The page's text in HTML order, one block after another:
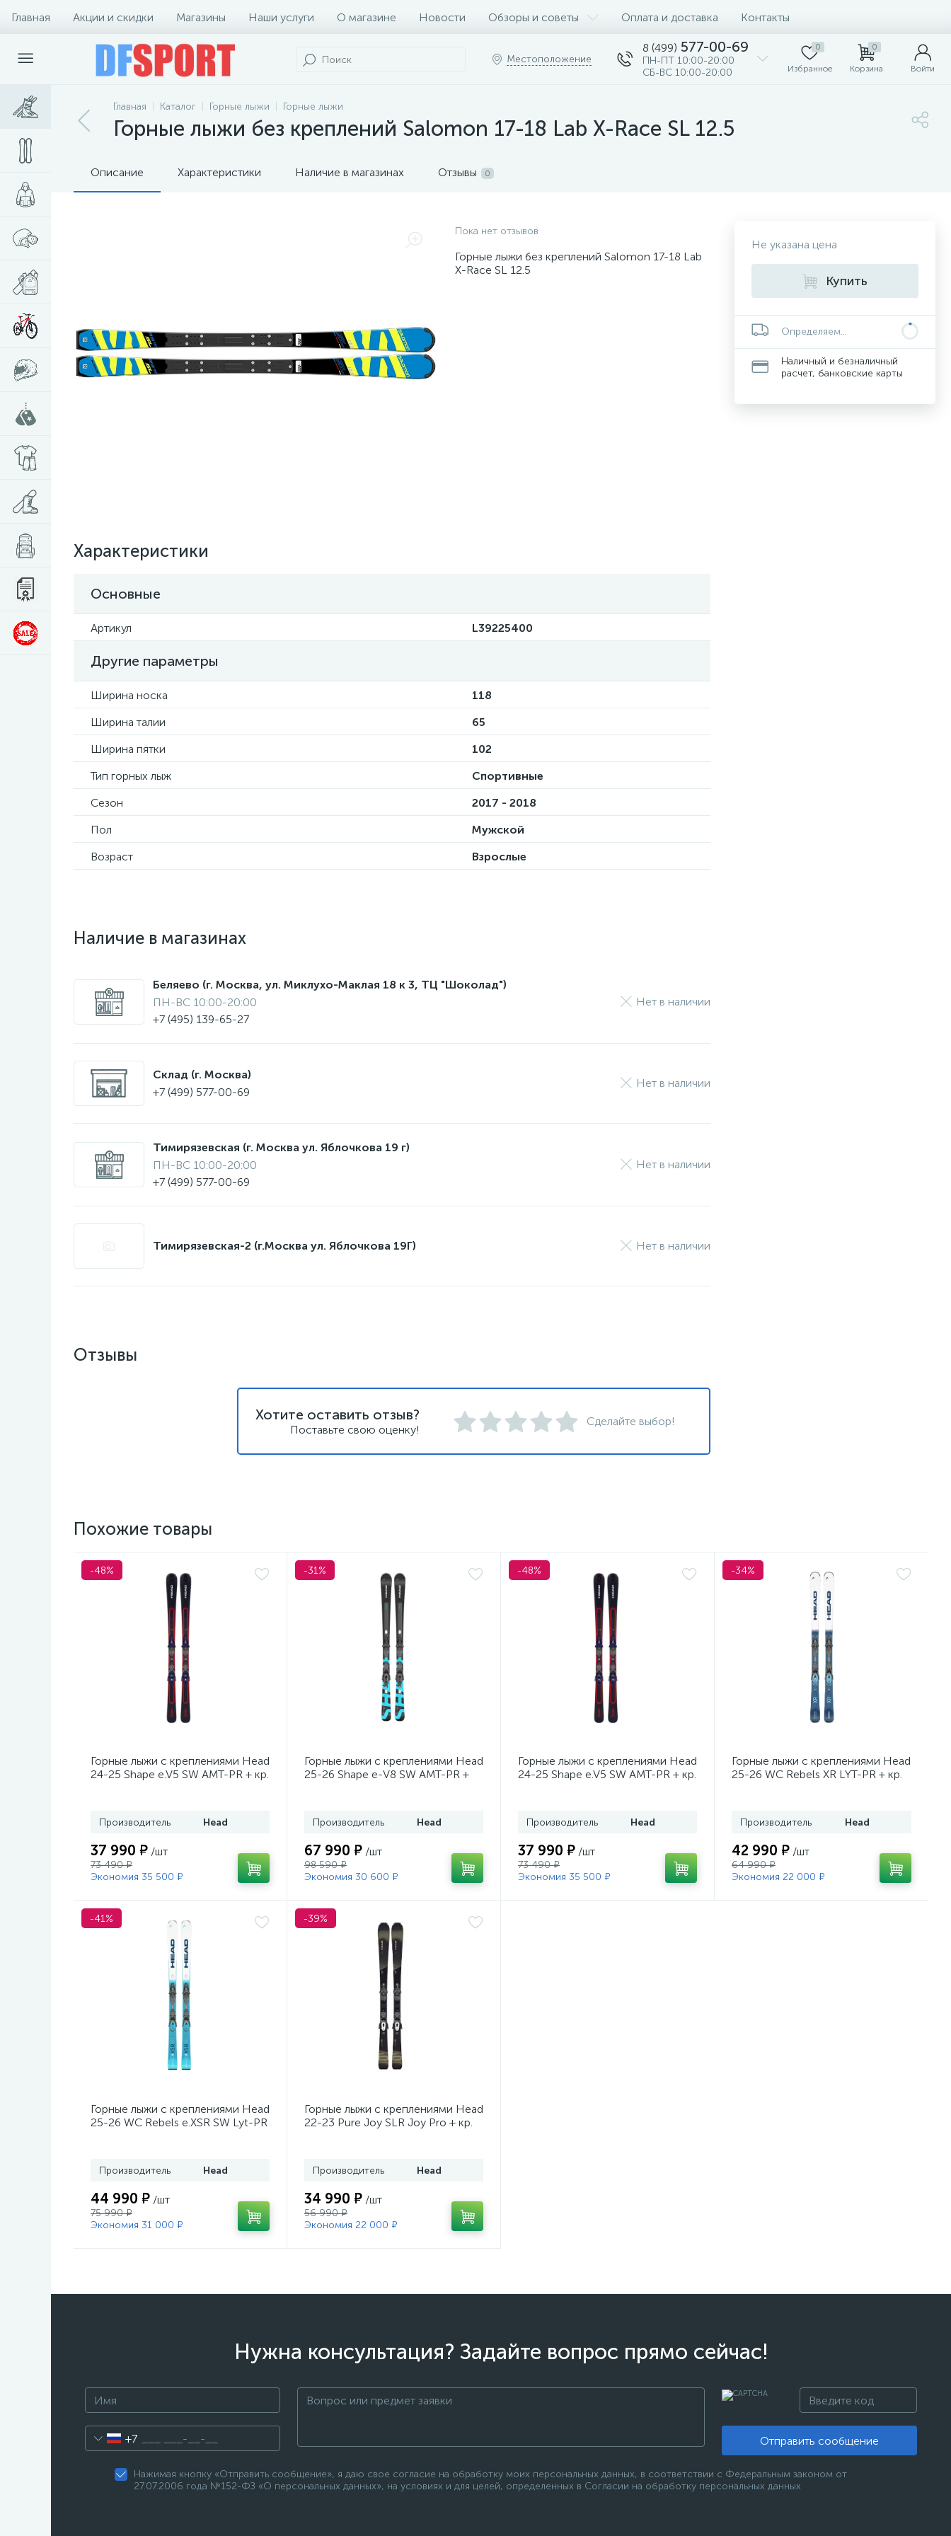
Главная Акции и скидки Магазины Наши услуги О магазине Новости Обзоры и советы Оплата и доставка Контакты
Местоположение
8 (499) 577-00-69
ПН-ПТ 10:00-20:00
СБ-ВС 10:00-20:00
0
Избранное
0
Корзина Войти
Главная Каталог Горные лыжи Горные лыжи
Горные лыжи без креплений Salomon 17-18 Lab X-Race SL 12.5
Описание Характеристики Наличие в магазинах Отзывы 0
Пока нет отзывов
Горные лыжи без креплений Salomon 17-18 Lab
X-Race SL 12.5
Характеристики
Основные
Артикул L39225400
Другие параметры
Ширина носка
118
Ширина талии
65
Ширина пятки
102
Тип горных лыж
Спортивные
Сезон
2017 - 2018
Пол
Мужской
Возраст
Взрослые
Наличие в магазинах
Беляево (г. Москва, ул. Миклухо-Маклая 18 к 3, ТЦ "Шоколад")
ПН-ВС 10:00-20:00
+7 (495) 139-65-27
Нет в наличии
Склад (г. Москва)
+7 (499) 577-00-69
Нет в наличии
Тимирязевская (г. Москва ул. Яблочкова 19 г)
ПН-ВС 10:00-20:00
+7 (499) 577-00-69
Нет в наличии
Тимирязевская-2 (г.Москва ул. Яблочкова 19Г) Нет в наличии
Не указана цена
Купить
Определяем...
Наличный и безналичный
расчет, банковские карты
Отзывы
Хотите оставить отзыв?
Поставьте свою оценку!
Сделайте выбор!
Похожие товары
-48%
Горные лыжи с креплениями Head
24-25 Shape e.V5 SW AMT-PR + кр.
Производитель Head
37 990 ₽ /шт
73 490 ₽
Экономия 35 500 ₽
-31%
Горные лыжи с креплениями Head
25-26 Shape e-V8 SW AMT-PR +
Производитель Head
67 990 ₽ /шт
98 590 ₽
Экономия 30 600 ₽
-48%
Горные лыжи с креплениями Head
24-25 Shape e.V5 SW AMT-PR + кр.
Производитель Head
37 990 ₽ /шт
73 490 ₽
Экономия 35 500 ₽
-34%
Горные лыжи с креплениями Head
25-26 WC Rebels XR LYT-PR + кр.
Производитель Head
42 990 ₽ /шт
64 990 ₽
Экономия 22 000 ₽
-41%
Горные лыжи с креплениями Head
25-26 WC Rebels e.XSR SW Lyt-PR
Производитель Head
44 990 ₽ /шт
75 990 ₽
Экономия 31 000 ₽
-39%
Горные лыжи с креплениями Head
22-23 Pure Joy SLR Joy Pro + кр.
Производитель Head
34 990 ₽ /шт
56 990 ₽
Экономия 22 000 ₽
Нужна консультация? Задайте вопрос прямо сейчас!
+7 Отправить сообщение
Нажимая кнопку «Отправить сообщение», я даю свое согласие на обработку моих персональных данных, в соответствии с Федеральным законом от
27.07.2006 года №152-ФЗ «О персональных данных», на условиях и для целей, определенных в Согласии на обработку персональных данных